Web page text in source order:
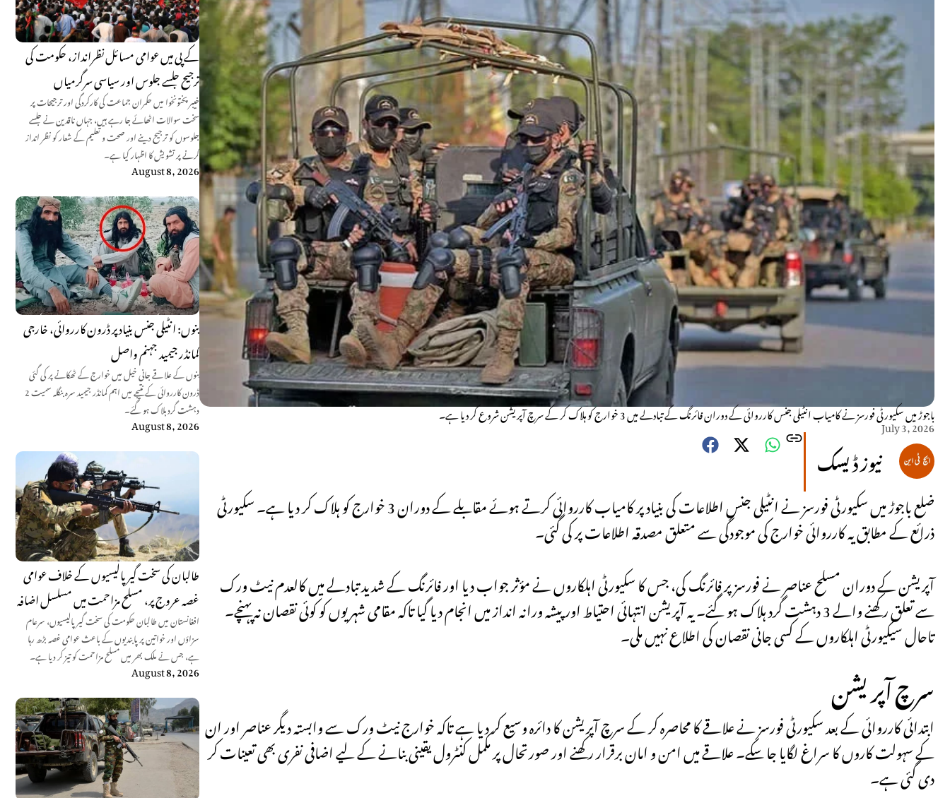
کے پی میں عوامی مسائل نظرانداز، حکومت کی
ترجیح جلسے جلوس اور سیاسی سرگرمیاں
خیبر پختونخوا میں حکمران جماعت کی کارکردگی اور ترجیحات پر
سخت سوالات اٹھائے جا رہے ہیں، جہاں ناقدین نے جلسے
جلوسوں کو ترجیح دینے اور صحت و تعلیم کے شعار کو نظر انداز
کرنے پر تشویش کا اظہار کیا ہے۔
August 8, 2026
بنوں: انٹیلی جنس بنیاد پر ڈرون کارروائی، خارجی
کمانڈر جیمید جہنم واصل
بنوں کے علاقے جانی خیل میں خوارج کے ٹھکانے پر کی گئی
ڈرون کارروائی کے نتیجے میں اہم کمانڈر جیمید سرہ بنگلہ سمیت 2
دہشت گرد ہلاک ہو گئے۔
August 8, 2026
طالبان کی سخت گیر پالیسیوں کے خلاف عوامی
غصہ عروج پر، مسلح مزاحمت میں مسلسل اضافہ
افغانستان میں طالبان حکومت کی سخت گیر پالیسیوں، سرعام
سزاؤں اور خواتین پر پابندیوں کے باعث عوامی غصہ بڑھ رہا
ہے، جس نے ملک بھر میں مسلح مزاحمت کو تیز کر دیا ہے۔
August 8, 2026
باجوڑ میں سکیورٹی فورسز نے کامیاب انٹیلی جنس کارروائی کے دوران فائرنگ کے تبادلے میں 3 خوارج کو ہلاک کر کے سرچ آپریشن شروع کر دیا ہے۔
July 3, 2026
نیوز ڈیسک
ضلع باجوڑ میں سکیورٹی فورسز نے انٹیلی جنس اطلاعات کی بنیاد پر کامیاب کارروائی کرتے ہوئے مقابلے کے دوران 3 خوارج کو ہلاک کر دیا ہے۔ سکیورٹی
ذرائع کے مطابق یہ کارروائی خوارج کی موجودگی سے متعلق مصدقہ اطلاعات پر کی گئی۔
آپریشن کے دوران مسلح عناصر نے فورسز پر فائرنگ کی، جس کا سکیورٹی اہلکاروں نے مؤثر جواب دیا اور فائرنگ کے شدید تبادلے میں کالعدم نیٹ ورک
سے تعلق رکھنے والے 3 دہشت گرد ہلاک ہو گئے۔ یہ آپریشن انتہائی احتیاط اور پیشہ ورانہ انداز میں انجام دیا گیا تاکہ مقامی شہریوں کو کوئی نقصان نہ پہنچے۔
تاحال سیکیورٹی اہلکاروں کے کسی جانی نقصان کی اطلاع نہیں ملی۔
سرچ آپریشن
ابتدائی کارروائی کے بعد سکیورٹی فورسز نے علاقے کا محاصرہ کر کے سرچ آپریشن کا دائرہ وسیع کر دیا ہے تاکہ خوارج نیٹ ورک سے وابستہ دیگر عناصر اور ان
کے سہولت کاروں کا سراغ لگایا جا سکے۔ علاقے میں امن و امان برقرار رکھنے اور صورتحال پر مکمل کنٹرول یقینی بنانے کے لیے اضافی نفری بھی تعینات کر
دی گئی ہے۔